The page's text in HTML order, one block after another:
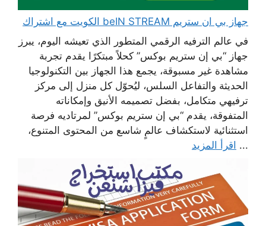
جهاز بي ان ستريم beIN STREAM الكويت مع اشتراك
في عالم الترفيه الرقمي المتطور الذي تعيشه اليوم، يبرز
جهاز “بي إن ستريم بوكس” كحلاً مبتكرًا يقدم تجربة
مشاهدة غير مسبوقة، يجمع هذا الجهاز بين التكنولوجيا
الحديثة والتفاعل السلس، ليُحوّل كل منزل إلى مركز
ترفيهي متكامل، بفضل تصميمه الأنيق وإمكاناته
المتفوقة، يقدم “بي إن ستريم بوكس” لمرتاديه فرصة
استثنائية لاستكشاف عالمٍ شاسع من المحتوى المتنوع،
... اقرأ المزيد